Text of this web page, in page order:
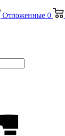
Отложенные 0